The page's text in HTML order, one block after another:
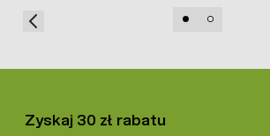
Zyskaj 30 zł rabatu